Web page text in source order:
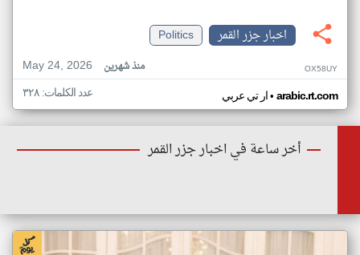
اخبار جزر القمر
Politics
May 24, 2026
منذ شهرين OX58UY
ار تي عربي• arabic.rt.com عدد الكلمات: ٣٢٨
أخر ساعة في اخبار جزر القمر